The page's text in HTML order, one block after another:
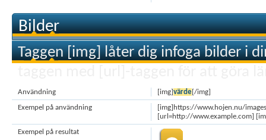
Bilder
Taggen [img] låter dig infoga bilder i
[img]värde[/img]
Användning
[img]https://www.hojen.nu/
[url=http://www.example.com]
Exempel på användning
Exempel på resultat